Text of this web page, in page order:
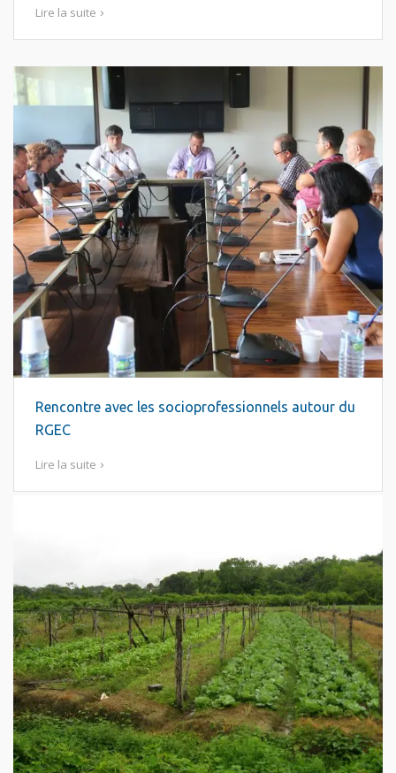
Lire la suite
Rencontre avec les socioprofessionnels autour du
RGEC
Lire la suite